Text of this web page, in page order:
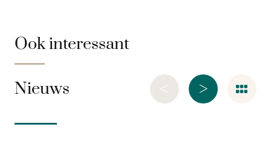
Ook interessant
Nieuws >
<